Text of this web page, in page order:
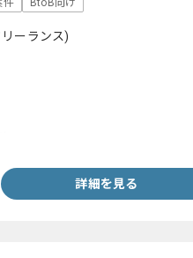
件 BtoB向け
ーランス)
詳細を見る